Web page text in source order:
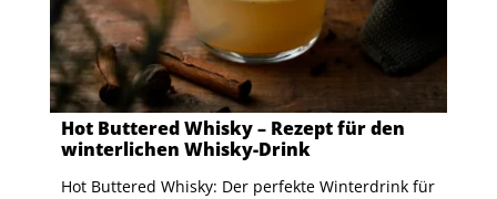
Hot Buttered Whisky – Rezept für den
winterlichen Whisky-Drink
Hot Buttered Whisky: Der perfekte Winterdrink für